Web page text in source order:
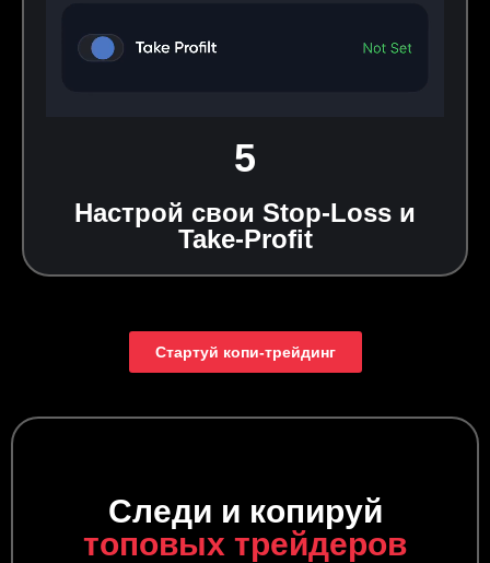
5
Настрой свои Stop‑Loss и
Take‑Profit
Стартуй копи‑трейдинг
Следи и копируй
топовых трейдеров